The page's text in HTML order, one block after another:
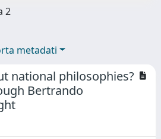
2
metadati
national philosophies?
Bertrando